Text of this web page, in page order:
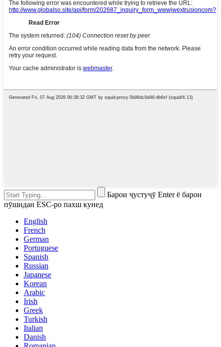
Барои ҷустуҷӯ Enter ё барои
пӯшидан ESC-ро пахш кунед
English
French
German
Portuguese
Spanish
Russian
Japanese
Korean
Arabic
Irish
Greek
Turkish
Italian
Danish